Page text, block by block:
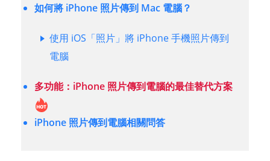
如何將 iPhone 照片傳到 Mac 電腦？
使用 iOS「照片」將 iPhone 手機照片傳到
電腦
多功能：iPhone 照片傳到電腦的最佳替代方案
iPhone 照片傳到電腦相關問答